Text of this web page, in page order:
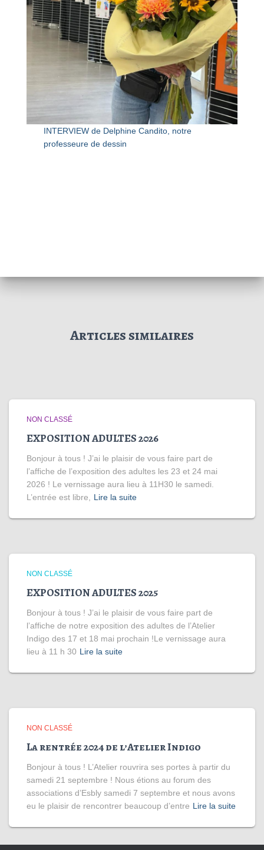
INTERVIEW de Delphine Candito, notre
professeure de dessin
Articles similaires
NON CLASSÉ
EXPOSITION ADULTES 2026
Bonjour à tous ! J’ai le plaisir de vous faire part de
l’affiche de l’exposition des adultes les 23 et 24 mai
2026 ! Le vernissage aura lieu à 11H30 le samedi.
L’entrée est libre,
Lire la suite
NON CLASSÉ
EXPOSITION ADULTES 2025
Bonjour à tous ! J’ai le plaisir de vous faire part de
l’affiche de notre exposition des adultes de l’Atelier
Indigo des 17 et 18 mai prochain !Le vernissage aura
lieu à 11 h 30 Lire la suite
NON CLASSÉ
La rentrée 2024 de l’Atelier Indigo
Bonjour à tous ! L’Atelier rouvrira ses portes à partir du
samedi 21 septembre ! Nous étions au forum des
associations d’Esbly samedi 7 septembre et nous avons
eu le plaisir de rencontrer beaucoup d’entre Lire la suite